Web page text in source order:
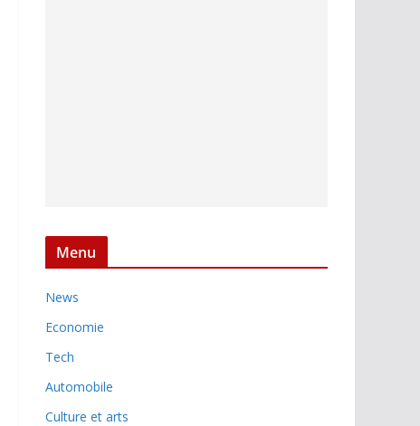
Menu
News
Economie
Tech
Automobile
Culture et arts